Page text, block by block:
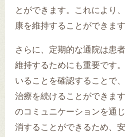
とができます。これにより
康を維持することができます
さらに、定期的な通院は患
維持するためにも重要です
いることを確認することで
治療を続けることができま
のコミュニケーションを通
消することができるため、